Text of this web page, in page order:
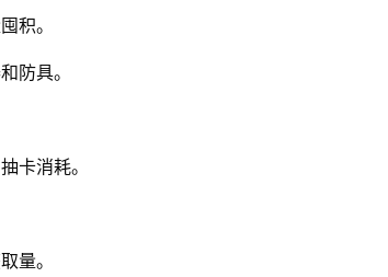
积。
防具。
卡消耗。
量。